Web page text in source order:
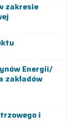
zakresie
Energii/
zakładów
i